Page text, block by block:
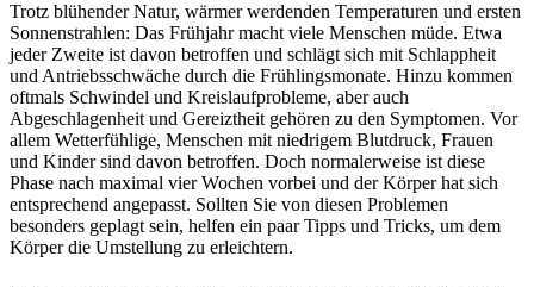
Trotz blühender Natur, wärmer werdenden Temperaturen und ersten
Sonnenstrahlen: Das Frühjahr macht viele Menschen müde. Etwa
jeder Zweite ist davon betroffen und schlägt sich mit Schlappheit
und Antriebsschwäche durch die Frühlingsmonate. Hinzu kommen
oftmals Schwindel und Kreislaufprobleme, aber auch
Abgeschlagenheit und Gereiztheit gehören zu den Symptomen. Vor
allem Wetterfühlige, Menschen mit niedrigem Blutdruck, Frauen
und Kinder sind davon betroffen. Doch normalerweise ist diese
Phase nach maximal vier Wochen vorbei und der Körper hat sich
entsprechend angepasst. Sollten Sie von diesen Problemen
besonders geplagt sein, helfen ein paar Tipps und Tricks, um dem
Körper die Umstellung zu erleichtern.